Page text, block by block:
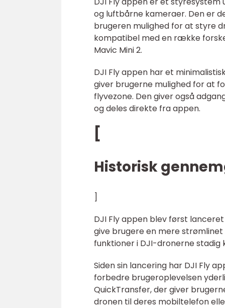
og luftbårne kameraer. Den er
brugeren mulighed for at styre
kompatibel med en række
Mavic Mini 2.
DJI Fly appen har et
giver brugerne mulighed for at
flyvezone. Den giver også
og deles direkte fra appen.
[
Historisk
]
DJI Fly appen blev først
give brugere en mere
funktioner i DJI-dronerne stadig
Siden sin lancering har DJI Fly
forbedre brugeroplevelsen
QuickTransfer, der giver
dronen til deres mobiltelefon